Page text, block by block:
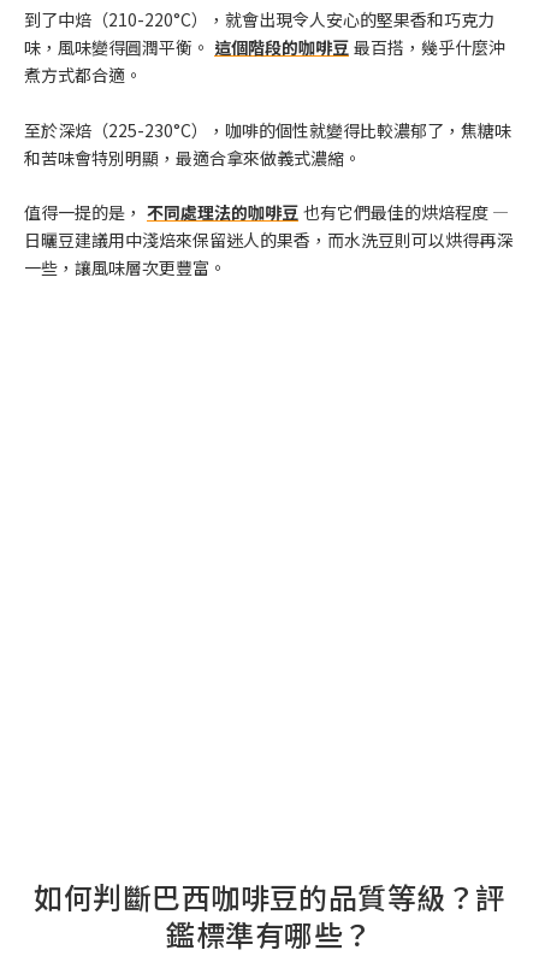
到了中焙（210-220°C），就會出現令人安心的堅果香和巧克力
味，風味變得圓潤平衡。 這個階段的咖啡豆 最百搭，幾乎什麼沖
煮方式都合適。
至於深焙（225-230°C），咖啡的個性就變得比較濃郁了，焦糖味
和苦味會特別明顯，最適合拿來做義式濃縮。
值得一提的是， 不同處理法的咖啡豆 也有它們最佳的烘焙程度 —
日曬豆建議用中淺焙來保留迷人的果香，而水洗豆則可以烘得再深
一些，讓風味層次更豐富。
如何判斷巴西咖啡豆的品質等級？評
鑑標準有哪些？